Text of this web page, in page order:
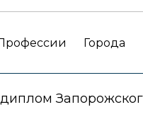
Города